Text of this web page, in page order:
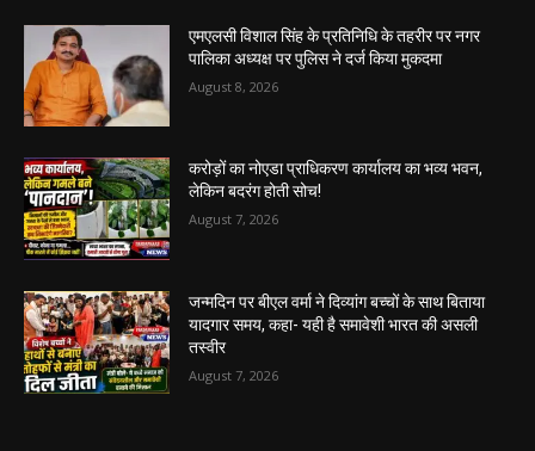
एमएलसी विशाल सिंह के प्रतिनिधि के तहरीर पर नगर
पालिका अध्यक्ष पर पुलिस ने दर्ज किया मुकदमा
August 8, 2026
करोड़ों का नोएडा प्राधिकरण कार्यालय का भव्य भवन,
लेकिन बदरंग होती सोच!
August 7, 2026
जन्मदिन पर बीएल वर्मा ने दिव्यांग बच्चों के साथ बिताया
यादगार समय, कहा- यही है समावेशी भारत की असली
तस्वीर
August 7, 2026